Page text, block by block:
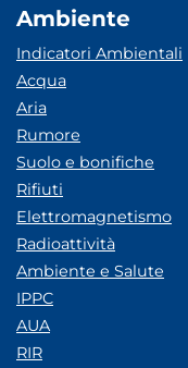
Ambiente
Indicatori Ambientali
Acqua
Aria
Rumore
Suolo e bonifiche
Rifiuti
Elettromagnetismo
Radioattività
Ambiente e Salute
IPPC
AUA
RIR